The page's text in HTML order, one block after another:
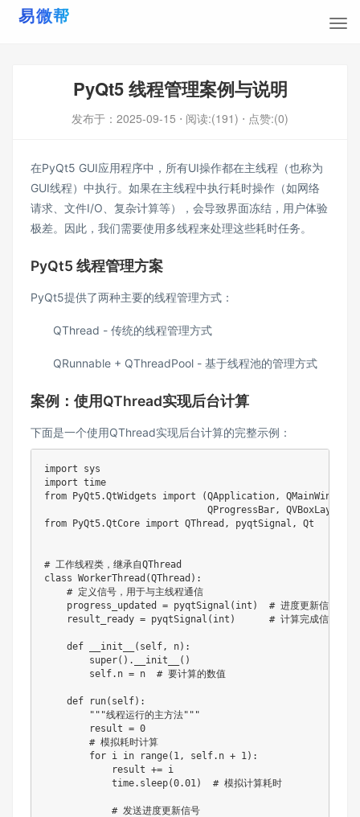
PyQt5 线程管理案例与说明
发布于： 2025-09-15 ⋅ 阅读:(191) ⋅ 点赞:(0)
在PyQt5 GUI应用程序中，所有UI操作都在主线程（也称为
GUI线程）中执行。如果在主线程中执行耗时操作（如网络
请求、文件I/O、复杂计算等），会导致界面冻结，用户体验
极差。因此，我们需要使用多线程来处理这些耗时任务。
PyQt5 线程管理方案
PyQt5提供了两种主要的线程管理方式：
QThread - 传统的线程管理方式
QRunnable + QThreadPool - 基于线程池的管理方式
案例：使用QThread实现后台计算
下面是一个使用QThread实现后台计算的完整示例：
import sys
import time
from PyQt5.QtWidgets import (QApplication, QMainWindow,
QProgressBar, QVBoxLayout,
from PyQt5.QtCore import QThread, pyqtSignal, Qt
# 工作线程类，继承自QThread
class WorkerThread(QThread):
    # 定义信号，用于与主线程通信
    progress_updated = pyqtSignal(int)  # 进度更新信号
    result_ready = pyqtSignal(int)      # 计算完成信号
    def __init__(self, n):
        super().__init__()
        self.n = n  # 要计算的数值
    def run(self):
        """线程运行的主方法"""
        result = 0
        # 模拟耗时计算
        for i in range(1, self.n + 1):
            result += i
            time.sleep(0.01)  # 模拟计算耗时
            # 发送进度更新信号